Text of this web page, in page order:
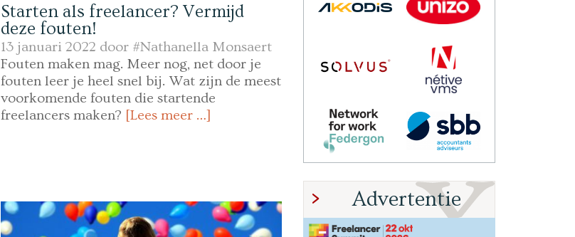
Starten als freelancer? Vermijd
deze fouten!
13 januari 2022 door #Nathanella Monsaert
Fouten maken mag. Meer nog, net door je
fouten leer je heel snel bij. Wat zijn de meest
voorkomende fouten die startende
freelancers maken? [Lees meer …]
Advertentie